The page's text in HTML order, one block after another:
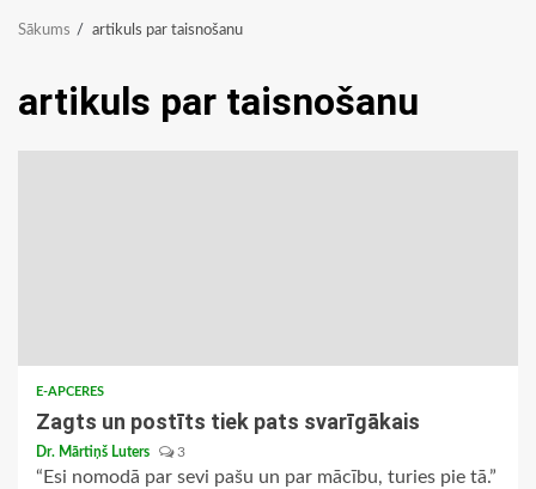
Sākums artikuls par taisnošanu
artikuls par taisnošanu
E-APCERES
Zagts un postīts tiek pats svarīgākais
Dr. Mārtiņš Luters 3
“Esi nomodā par sevi pašu un par mācību, turies pie tā.”